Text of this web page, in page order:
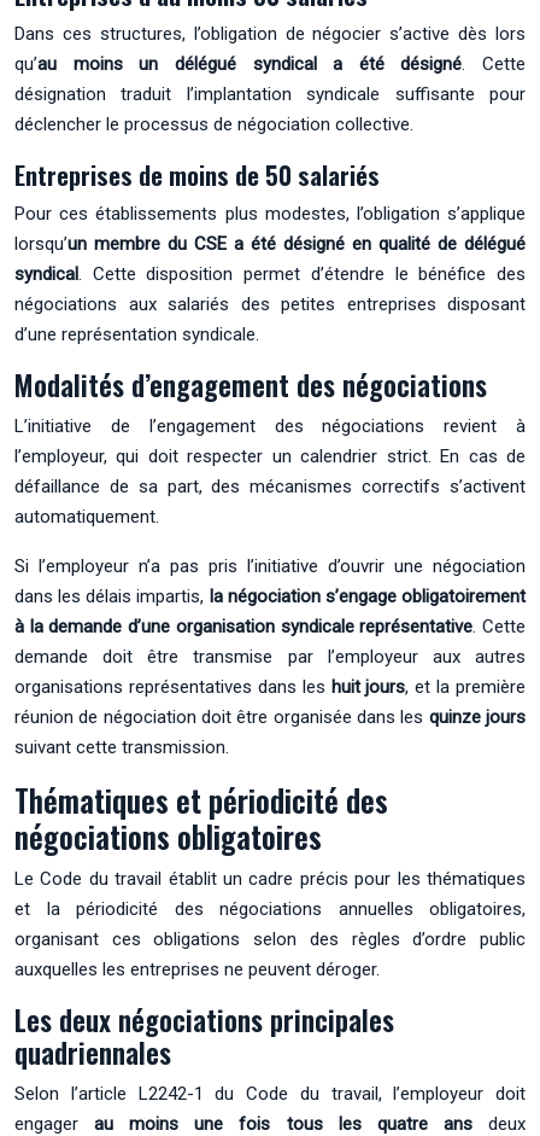
Dans ces structures, l’obligation de négocier s’active dès lors
qu’au moins un délégué syndical a été désigné . Cette
désignation traduit l’implantation syndicale suffisante pour
déclencher le processus de négociation collective.
Entreprises de moins de 50 salariés
Pour ces établissements plus modestes, l’obligation s’applique
lorsqu’un membre du CSE a été désigné en qualité de délégué
syndical . Cette disposition permet d’étendre le bénéfice des
négociations aux salariés des petites entreprises disposant
d’une représentation syndicale.
Modalités d’engagement des négociations
L’initiative de l’engagement des négociations revient à
l’employeur, qui doit respecter un calendrier strict. En cas de
défaillance de sa part, des mécanismes correctifs s’activent
automatiquement.
Si l’employeur n’a pas pris l’initiative d’ouvrir une négociation
dans les délais impartis, la négociation s’engage obligatoirement
à la demande d’une organisation syndicale représentative . Cette
demande doit être transmise par l’employeur aux autres
organisations représentatives dans les huit jours, et la première
réunion de négociation doit être organisée dans les quinze jours
suivant cette transmission.
Thématiques et périodicité des
négociations obligatoires
Le Code du travail établit un cadre précis pour les thématiques
et la périodicité des négociations annuelles obligatoires,
organisant ces obligations selon des règles d’ordre public
auxquelles les entreprises ne peuvent déroger.
Les deux négociations principales
quadriennales
Selon l’article L2242-1 du Code du travail, l’employeur doit
engagerau moins une fois tous les quatre ansdeux